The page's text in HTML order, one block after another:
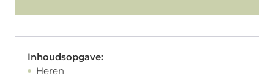
Inhoudsopgave:
Heren